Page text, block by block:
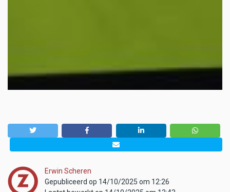
Erwin Scheren
Gepubliceerd op 14/10/2025 om 12:26